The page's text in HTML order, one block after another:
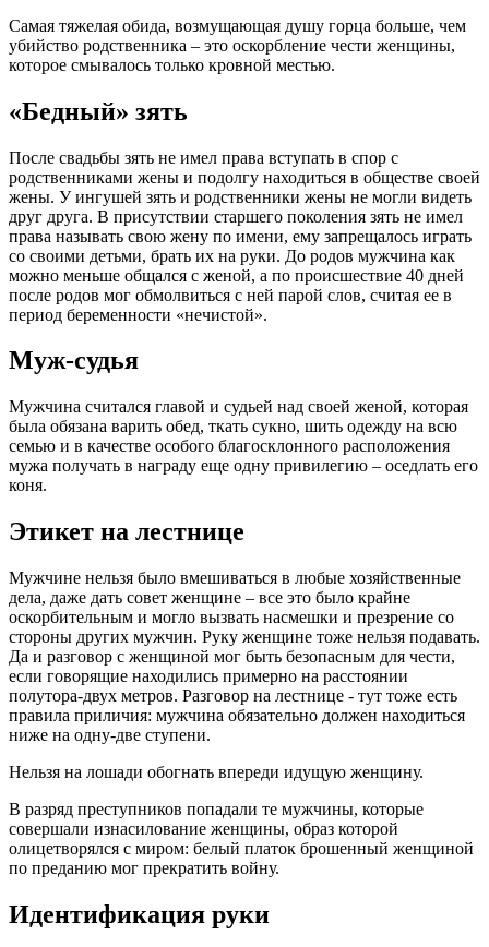
Самая тяжелая обида, возмущающая душу горца больше, чем
убийство родственника – это оскорбление чести женщины,
которое смывалось только кровной местью.
«Бедный» зять
После свадьбы зять не имел права вступать в спор с
родственниками жены и подолгу находиться в обществе своей
жены. У ингушей зять и родственники жены не могли видеть
друг друга. В присутствии старшего поколения зять не имел
права называть свою жену по имени, ему запрещалось играть
со своими детьми, брать их на руки. До родов мужчина как
можно меньше общался с женой, а по происшествие 40 дней
после родов мог обмолвиться с ней парой слов, считая ее в
период беременности «нечистой».
Муж-судья
Мужчина считался главой и судьей над своей женой, которая
была обязана варить обед, ткать сукно, шить одежду на всю
семью и в качестве особого благосклонного расположения
мужа получать в награду еще одну привилегию – оседлать его
коня.
Этикет на лестнице
Мужчине нельзя было вмешиваться в любые хозяйственные
дела, даже дать совет женщине – все это было крайне
оскорбительным и могло вызвать насмешки и презрение со
стороны других мужчин. Руку женщине тоже нельзя подавать.
Да и разговор с женщиной мог быть безопасным для чести,
если говорящие находились примерно на расстоянии
полутора-двух метров. Разговор на лестнице - тут тоже есть
правила приличия: мужчина обязательно должен находиться
ниже на одну-две ступени.
Нельзя на лошади обогнать впереди идущую женщину.
В разряд преступников попадали те мужчины, которые
совершали изнасилование женщины, образ которой
олицетворялся с миром: белый платок брошенный женщиной
по преданию мог прекратить войну.
Идентификация руки